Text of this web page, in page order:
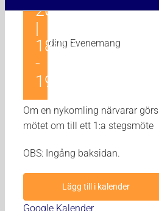
2027
|
18:00
-
19:15
Om en nykomling närvarar görs
mötet om till ett 1:a stegsmöte
OBS: Ingång baksidan.
Lägg till i kalender
Google Kalender